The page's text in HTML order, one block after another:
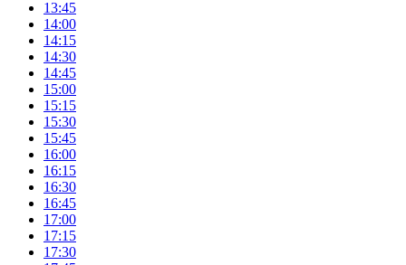
13:45
14:00
14:15
14:30
14:45
15:00
15:15
15:30
15:45
16:00
16:15
16:30
16:45
17:00
17:15
17:30